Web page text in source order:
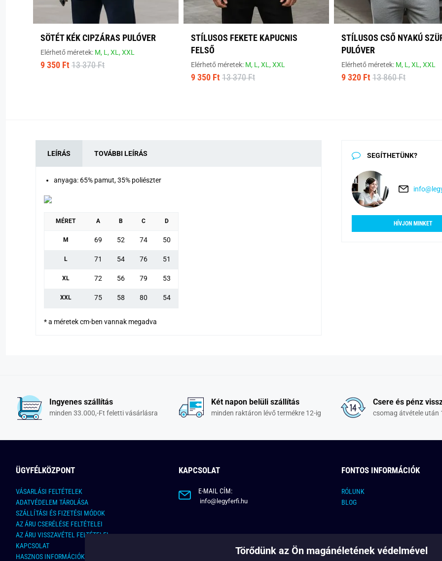
SÖTÉT KÉK CIPZÁRAS PULÓVER
Elérhető méretek: M, L,XL,XXL
9 350 Ft 13 370 Ft
STÍLUSOS FEKETE KAPUCNIS
FELSŐ
Elérhető méretek: M, L,XL,XXL
9 350 Ft 13 370 Ft
STÍLUSOS CSŐ NYAKÚ
PULÓVER
Elérhető méretek: M, L,XL,XXL
9 320 Ft 13 860 Ft
LEÍRÁS TOVÁBBI LEÍRÁS
anyaga: 65% pamut, 35% poliészter
MÉRET A B C D
M 69 52 74 50
L 71 54 76 51
XL 72 56 79 53
XXL 75 58 80 54
* a méretek cm-ben vannak megadva
SEGÍTHETÜNK?
HÍVJON MINKET
Ingyenes szállítás
minden 33.000,-Ft feletti vásárlásra
Két napon belüli szállítás
minden raktáron lévő termékre 12-ig
Csere és pénz
csomag átvétele után
ÜGYFÉLKÖZPONT
VÁSARLÁSI FELTÉTELEK
ADATVÉDELEM TÁROLÁSA
SZÁLLÍTÁSI ÉS FIZETÉSI MÓDOK
AZ ÁRU CSERÉLÉSE FELTÉTELEI
AZ ÁRU VISSZAVÉTEL FELTÉTELEI
KAPCSOLAT
HASZNOS INFORMÁCIÓK
KAPCSOLAT
E-MAIL CÍM:
info@legyferfi.hu
FONTOS INFORMÁCIÓK
RÓLUNK
BLOG
Törődünk az Ön magánéletének védelmével